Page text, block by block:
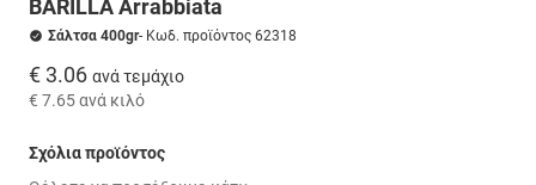
BARILLA Arrabbiata
Σάλτσα 400gr- Κωδ. προϊόντος 62318
€ 3.06 ανά τεμάχιο
€ 7.65ανά κιλό
Σχόλια προϊόντος